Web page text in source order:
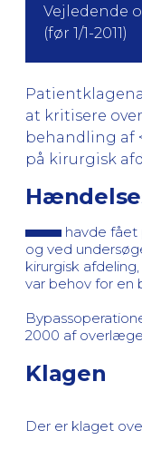
Vejledende
(før 1/1-2011)
at kritisere
behandling af
på kirurgisk
havde fået
og ved
kirurgisk afdeling,
var behov for en
2000 af overlæge
Klagen
Der er klaget